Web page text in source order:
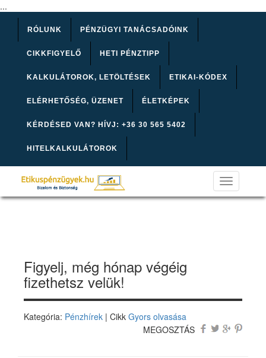
...
RÓLUNK PÉNZÜGYI TANÁCSADÓINK
CIKKFIGYELŐ HETI PÉNZTIPP
KALKULÁTOROK, LETÖLTÉSEK ETIKAI-KÓDEX
ELÉRHETŐSÉG, ÜZENET ÉLETKÉPEK
KÉRDÉSED VAN? HÍVJ: +36 30 565 5402
HITELKALKULÁTOROK
Toggle
navigation
Figyelj, még hónap végéig
fizethetsz velük!
Kategória: Pénzhírek | Cikk Gyors olvasása
MEGOSZTÁS